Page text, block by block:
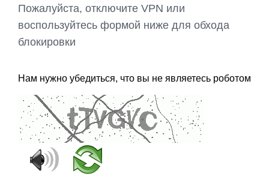
Пожалуйста, отключите VPN или
воспользуйтесь формой ниже для обхода
блокировки
Нам нужно убедиться, что вы не являетесь роботом